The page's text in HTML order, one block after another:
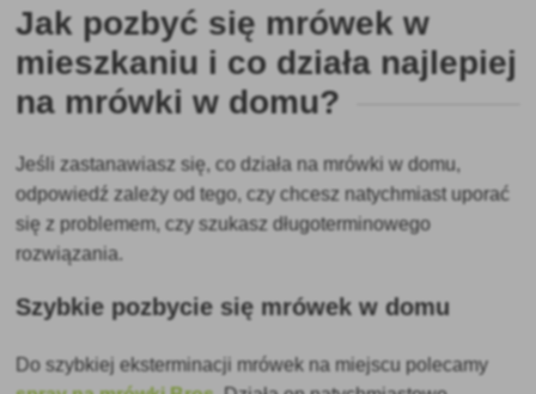
Jak pozbyć się mrówek w
mieszkaniu i co działa najlepiej
na mrówki w domu?
Jeśli zastanawiasz się, co działa na mrówki w domu,
odpowiedź zależy od tego, czy chcesz natychmiast uporać
się z problemem, czy szukasz długoterminowego
rozwiązania.
Szybkie pozbycie się mrówek w domu
Do szybkiej eksterminacji mrówek na miejscu polecamy